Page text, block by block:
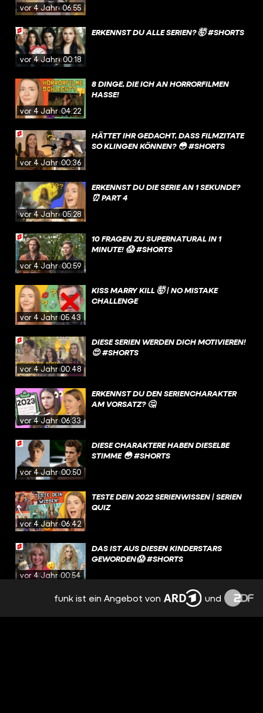
vor 4 Jahren06:55
vor 4 Jahren00:18
ERKENNST DU ALLE SERIEN? 🤯 #SHORTS
vor 4 Jahren04:22
8 DINGE, DIE ICH AN HORRORFILMEN
HASSE!
vor 4 Jahren00:36
HÄTTET IHR GEDACHT, DASS FILMZITATE
SO KLINGEN KÖNNEN? 😳 #SHORTS
vor 4 Jahren05:28
ERKENNST DU DIE SERIE AN 1 SEKUNDE?
⏰ PART 4
vor 4 Jahren00:59
10 FRAGEN ZU SUPERNATURAL IN 1
MINUTE! 😱 #SHORTS
vor 4 Jahren05:43
KISS MARRY KILL 🤯 | NO MISTAKE
CHALLENGE
vor 4 Jahren00:48
DIESE SERIEN WERDEN DICH MOTIVIEREN!
😍 #SHORTS
vor 4 Jahren06:33
ERKENNST DU DEN SERIENCHARAKTER
AM VORSATZ? 🤔
vor 4 Jahren00:50
DIESE CHARAKTERE HABEN DIESELBE
STIMME 😳 #SHORTS
vor 4 Jahren06:42
TESTE DEIN 2022 SERIENWISSEN | SERIEN
QUIZ
vor 4 Jahren00:54
DAS IST AUS DIESEN KINDERSTARS
GEWORDEN😱 #SHORTS
WAS IST EIGENTLICH AUS DEN HARRY
POTTER STARS GEWORDEN?
funk ist ein Angebot von und